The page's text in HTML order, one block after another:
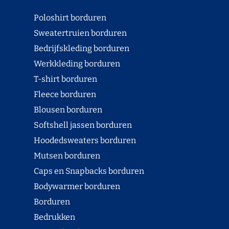
Poloshirt borduren
Sweatertruien borduren
Bedrijfskleding borduren
Werkkleding borduren
T-shirt borduren
Fleece borduren
Blousen borduren
Softshell jassen borduren
Hoodedsweaters borduren
Mutsen borduren
Caps en Snapbacks borduren
Bodywarmer borduren
Borduren
Bedrukken